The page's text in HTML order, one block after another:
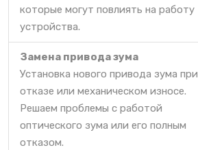
которые могут повлиять на работу
устройства.
Замена привода зума
Установка нового привода зума при
отказе или механическом износе.
Решаем проблемы с работой
оптического зума или его полным
отказом.